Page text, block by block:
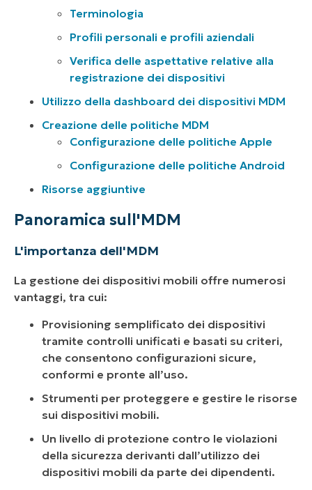
Terminologia
Profili personali e profili aziendali
Verifica delle aspettative relative alla
registrazione dei dispositivi
Utilizzo della dashboard dei dispositivi MDM
Creazione delle politiche MDM
Configurazione delle politiche Apple
Configurazione delle politiche Android
Risorse aggiuntive
Panoramica sull'MDM
L'importanza dell'MDM
La gestione dei dispositivi mobili offre numerosi
vantaggi, tra cui:
Provisioning semplificato dei dispositivi
tramite controlli unificati e basati su criteri,
che consentono configurazioni sicure,
conformi e pronte all’uso.
Strumenti per proteggere e gestire le risorse
sui dispositivi mobili.
Un livello di protezione contro le violazioni
della sicurezza derivanti dall’utilizzo dei
dispositivi mobili da parte dei dipendenti.